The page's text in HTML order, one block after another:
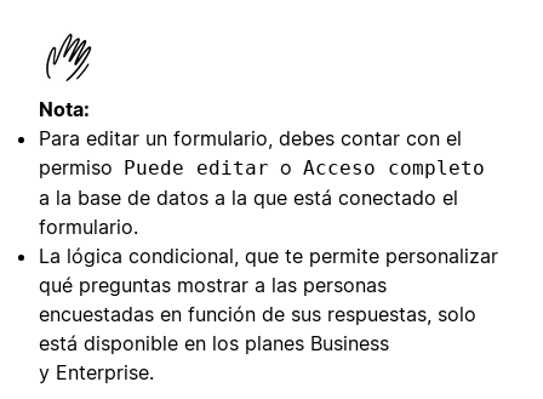
Nota:
Para editar un formulario, debes contar con el
permiso Puede editar o Acceso completo
a la base de datos a la que está conectado el
formulario.
La lógica condicional, que te permite personalizar
qué preguntas mostrar a las personas
encuestadas en función de sus respuestas, solo
está disponible en los planes Business
y Enterprise.